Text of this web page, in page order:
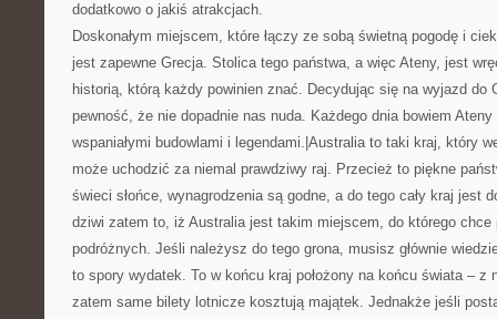
dodatkowo o jakiś atrakcjach.
Doskonałym miejscem, które łączy ze sobą świetną pogodę i
jest zapewne Grecja. Stolica tego państwa, a więc Ateny, jest
historią, którą każdy powinien znać. Decydując się na wyjazd do
pewność, że nie dopadnie nas nuda. Każdego dnia bowiem
wspaniałymi budowlami i legendami.|Australia to taki kraj, który
może uchodzić za niemal prawdziwy raj. Przecież to piękne
świeci słońce, wynagrodzenia są godne, a do tego cały kraj jest
dziwi zatem to, iż Australia jest takim miejscem, do którego chce
podróżnych. Jeśli należysz do tego grona, musisz głównie
to spory wydatek. To w końcu kraj położony na końcu świata – z
zatem same bilety lotnicze kosztują majątek. Jednakże jeśli